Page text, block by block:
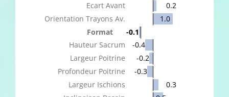
Ecart Avant
0.2
Orientation Trayons Av.
1.0
Format
-0.1
Hauteur Sacrum
-0.4
Largeur Poitrine
-0.2
Profondeur Poitrine
-0.3
Largeur Ischions
0.3